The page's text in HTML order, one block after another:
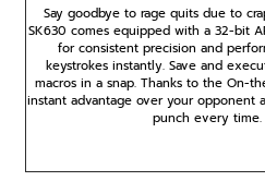
Say goodbye to rage quits due to
SK630 comes equipped with a 32-bit
for consistent precision and
keystrokes instantly. Save and
macros in a snap. Thanks to the On-
instant advantage over your opponent
punch every time.